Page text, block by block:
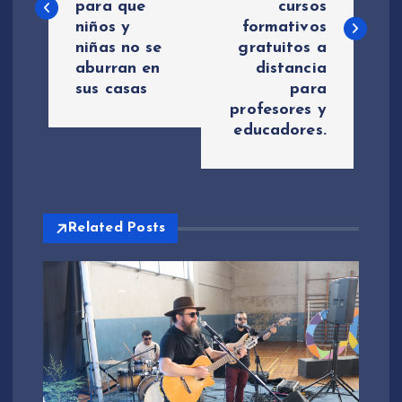
a
ó
d
e
para que
niños y
niñas no se
aburran en
sus casas
cursos
formativos
gratuitos a
distancia
para
profesores y
educadores.
Related Posts